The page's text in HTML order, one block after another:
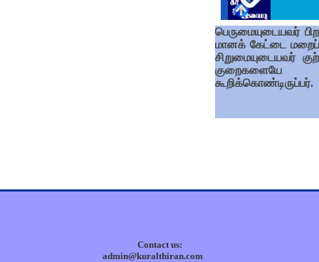
பெருமையுடையவர்
மானக் கேட்டை
சிறுமையுடையவர்
குறைகளையே
கூறிக்கொண்டிருப்பர்.
Contact us:
admin@kuralthiran.com